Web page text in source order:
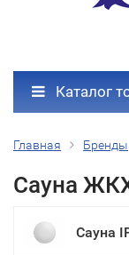
Каталог
Главная Бренды
Сауна
Сауна